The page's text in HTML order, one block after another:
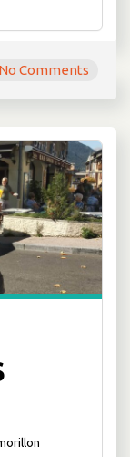
No Comments